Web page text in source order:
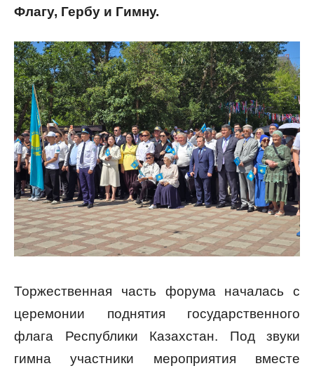
Флагу, Гербу и Гимну.
Торжественная часть форума началась с
церемонии поднятия государственного
флага Республики Казахстан. Под звуки
гимна участники мероприятия вместе